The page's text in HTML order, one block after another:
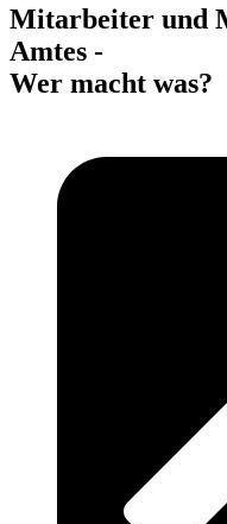
Mitarbeiter und
Amtes -
Wer macht was?